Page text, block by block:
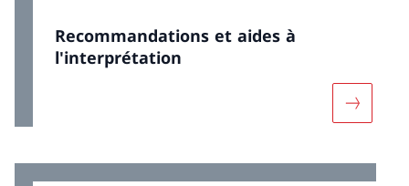
Recommandations et aides à
l'interprétation